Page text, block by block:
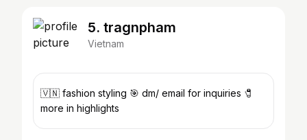
5. tragnpham
Vietnam
🇻🇳 fashion styling 🎯 dm/ email for inquiries 🧷
more in highlights